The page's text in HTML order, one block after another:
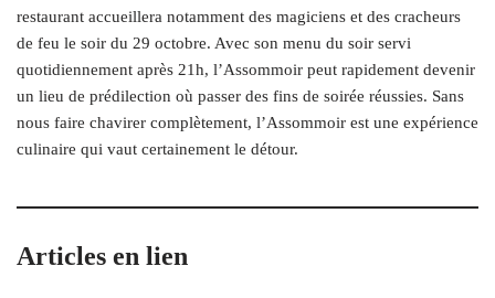
restaurant accueillera notamment des magiciens et des cracheurs
de feu le soir du 29 octobre. Avec son menu du soir servi
quotidiennement après 21h, l’Assommoir peut rapidement devenir
un lieu de prédilection où passer des fins de soirée réussies. Sans
nous faire chavirer complètement, l’Assommoir est une expérience
culinaire qui vaut certainement le détour.
Articles en lien